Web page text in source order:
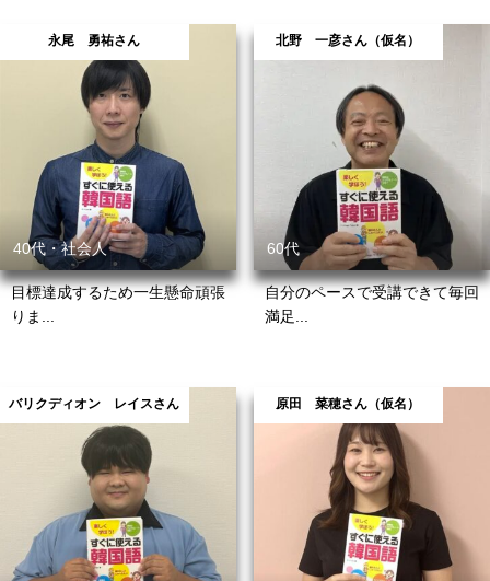
永尾 勇祐さん
40代・社会人
目標達成するため一生懸命頑張
りま...
北野 一彦さん（仮名）
60代
自分のペースで受講できて毎回
満足...
バリクディオン レイスさん 原田 菜穂さん（仮名）